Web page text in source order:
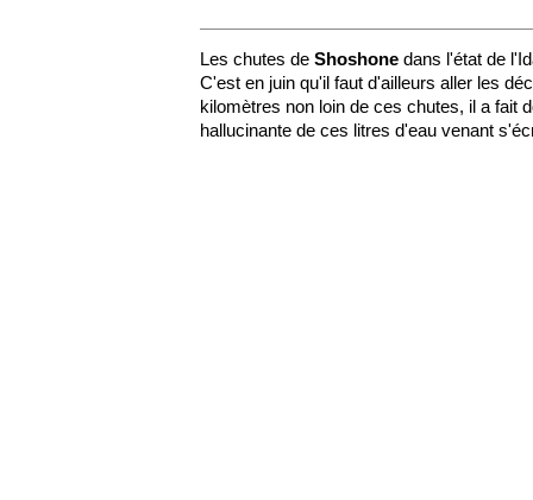
Les chutes de Shoshone dans l'état de
C'est en juin qu'il faut d'ailleurs aller les
kilomètres non loin de ces chutes, il a fait
hallucinante de ces litres d'eau venant